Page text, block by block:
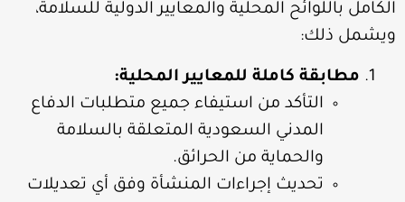
الكامل باللوائح المحلية والمعايير الدولية للسلامة،
ويشمل ذلك:
مطابقة كاملة للمعايير المحلية:
التأكد من استيفاء جميع متطلبات الدفاع
المدني السعودية المتعلقة بالسلامة
والحماية من الحرائق.
تحديث إجراءات المنشأة وفق أي تعديلات